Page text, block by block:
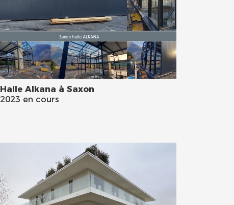
Halle Alkana à Saxon
2023 en cours